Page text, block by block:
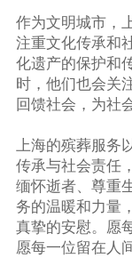
作为文明城市，
注重文化传承和
化遗产的保护和
时，他们也会关
回馈社会，为社
上海的殡葬服务
传承与社会责任
缅怀逝者、尊重
务的温暖和力量
真挚的安慰。愿
愿每一位留在人